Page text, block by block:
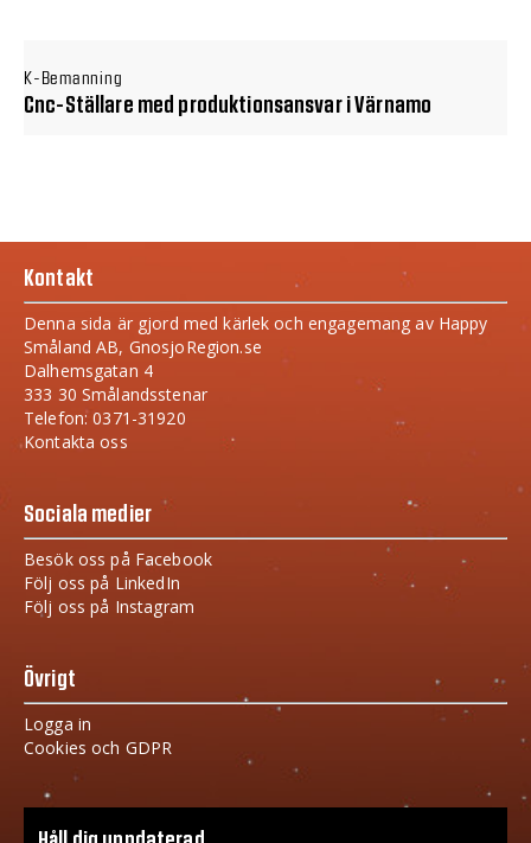
K-Bemanning
Cnc-Ställare med produktionsansvar i Värnamo
Kontakt
Denna sida är gjord med kärlek och engagemang av Happy
Småland AB, GnosjoRegion.se
Dalhemsgatan 4
333 30 Smålandsstenar
Telefon: 0371-31920
Kontakta oss
Sociala medier
Besök oss på Facebook
Följ oss på LinkedIn
Följ oss på Instagram
Övrigt
Logga in
Cookies och GDPR